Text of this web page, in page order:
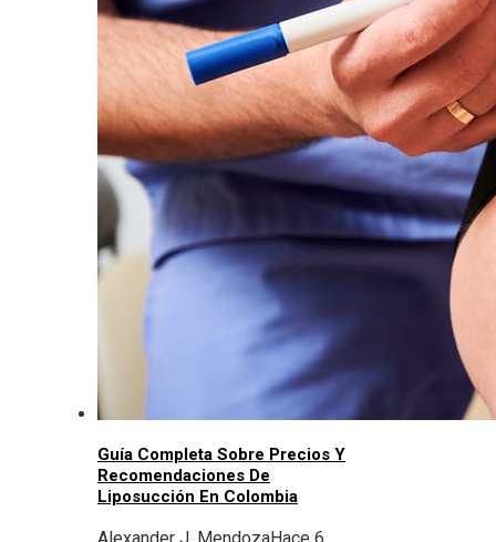
Guía Completa Sobre Precios Y
Recomendaciones De
Liposucción En Colombia